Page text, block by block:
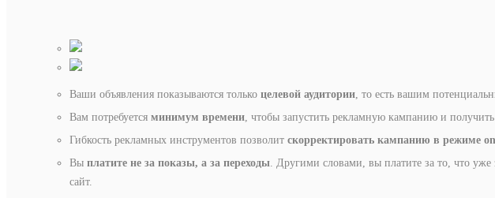
Ваши объявления показываются только целевой аудитории, то есть вашим
Вам потребуется минимум времени, чтобы запустить рекламную кампанию и
Гибкость рекламных инструментов позволит скорректировать кампанию в режиме
Вы платите не за показы, а за переходы. Другими словами, вы платите за то, что уже
сайт.